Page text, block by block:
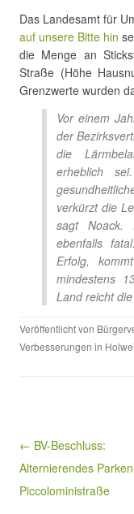
Das Landesamt für
auf unsere Bitte hin
die Menge an
Straße (Höhe
Grenzwerte wurden
Vor einem
der
die
erheblich
verkürzt die
sagt
ebenfalls
Erfolg,
mindestens
Land reicht
Veröffentlicht von
Verbesserungen in
Beitragsnavigation
← BV-Beschluss:
Alternierendes
Piccoloministraße